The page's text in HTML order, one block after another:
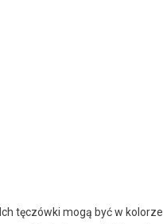
. Ich tęczówki mogą być w kolorze